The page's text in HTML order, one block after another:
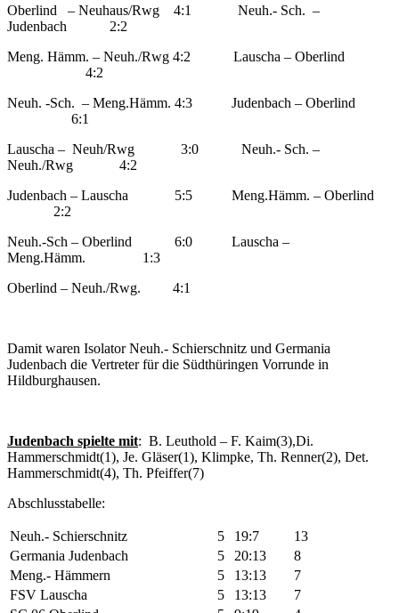
Oberlind – Neuhaus/Rwg 4:1 Neuh.- Sch. –
Judenbach 2:2
Meng. Hämm. – Neuh./Rwg 4:2 Lauscha – Oberlind
4:2
Neuh. -Sch. – Meng.Hämm. 4:3 Judenbach – Oberlind
6:1
Lauscha – Neuh/Rwg 3:0 Neuh.- Sch. –
Neuh./Rwg 4:2
Judenbach – Lauscha 5:5 Meng.Hämm. – Oberlind
2:2
Neuh.-Sch – Oberlind 6:0 Lauscha –
Meng.Hämm. 1:3
Oberlind – Neuh./Rwg. 4:1
Damit waren Isolator Neuh.- Schierschnitz und Germania
Judenbach die Vertreter für die Südthüringen Vorrunde in
Hildburghausen.
Judenbach spielte mit: B. Leuthold – F. Kaim(3),Di.
Hammerschmidt(1), Je. Gläser(1), Klimpke, Th. Renner(2), Det.
Hammerschmidt(4), Th. Pfeiffer(7)
Abschlusstabelle:
Neuh.- Schierschnitz 5 19:7
13
Germania Judenbach
5 20:13
8
Meng.- Hämmern
5 13:13
7
FSV Lauscha
5 13:13
7